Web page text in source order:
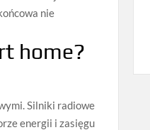
nie
home?
Silniki radiowe
energii i zasięgu